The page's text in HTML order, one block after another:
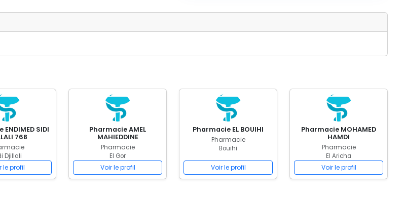
SIDI
768
Djillali
le profil
Pharmacie AMEL
MAHIEDDINE
Pharmacie
El Gor
Voir le profil
Pharmacie EL BOUIHI
Pharmacie
Bouihi
Voir le profil
Pharmacie MOHAMED
HAMDI
Pharmacie
El Aricha
Voir le profil